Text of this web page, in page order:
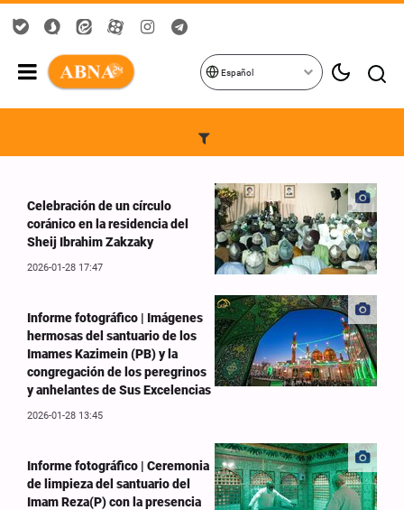
Español
Celebración de un círculo
coránico en la residencia del
Sheij Ibrahim Zakzaky
2026-01-28 17:47
Informe fotográfico | Imágenes
hermosas del santuario de los
Imames Kazimein (PB) y la
congregación de los peregrinos
y anhelantes de Sus Excelencias
2026-01-28 13:45
Informe fotográfico | Ceremonia
de limpieza del santuario del
Imam Reza(P) con la presencia